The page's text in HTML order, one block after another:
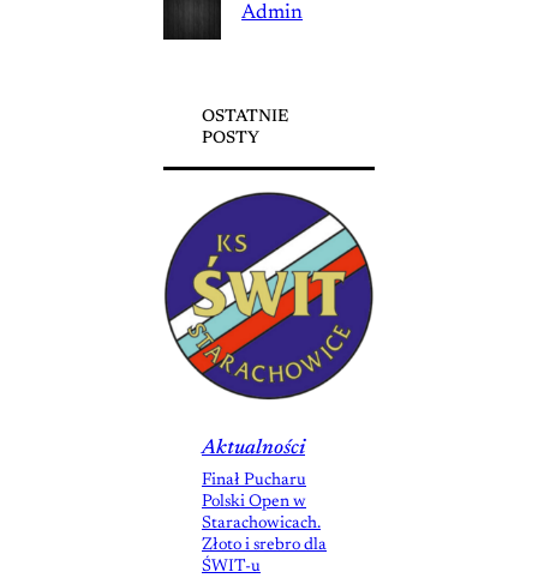
Admin
OSTATNIE
POSTY
Aktualności
Finał Pucharu
Polski Open w
Starachowicach.
Złoto i srebro dla
ŚWIT-u